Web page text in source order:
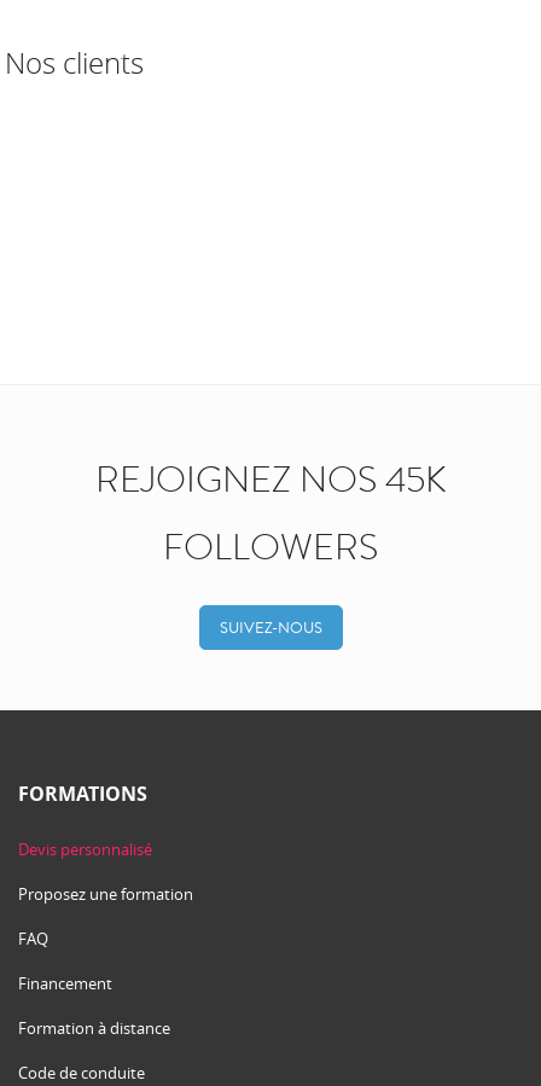
Nos clients
REJOIGNEZ NOS 45K
FOLLOWERS
SUIVEZ-NOUS
FORMATIONS
Devis personnalisé
Proposez une formation
FAQ
Financement
Formation à distance
Code de conduite